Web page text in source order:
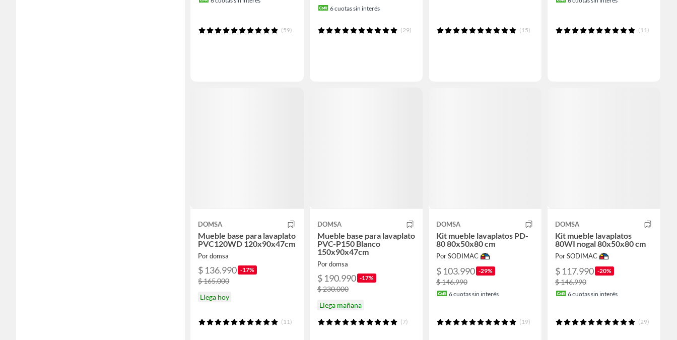
(59)
6cuotas sin interés
(29) (15) (11)
DOMSA
Mueble base para lavaplato
PVC120WD 120x90x47cm
Por domsa
$ 136.990 -17%
$ 165.000
Llega hoy
(11)
DOMSA
Mueble base para lavaplato
PVC-P150 Blanco
150x90x47cm
Por domsa
$ 190.990 -17%
$ 230.000
Llega mañana
(7)
DOMSA
Kit mueble lavaplatos PD-
80 80x50x80 cm
Por SODIMAC
$ 103.990 -29%
$ 146.990
6cuotas sin interés
(19)
DOMSA
Kit mueble lavaplatos
80WI nogal 80x50x80 cm
Por SODIMAC
$ 117.990 -20%
$ 146.990
6cuotas sin interés
(29)